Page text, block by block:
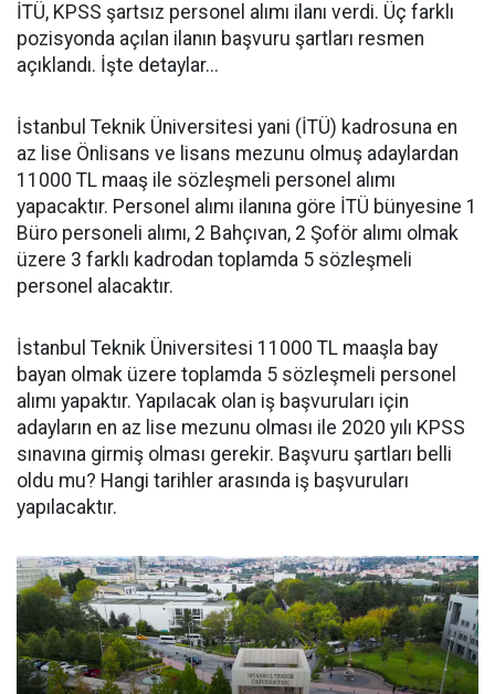
İTÜ, KPSS şartsız personel alımı ilanı verdi. Üç farklı
pozisyonda açılan ilanın başvuru şartları resmen
açıklandı. İşte detaylar...
İstanbul Teknik Üniversitesi yani (İTÜ) kadrosuna en
az lise Önlisans ve lisans mezunu olmuş adaylardan
11000 TL maaş ile sözleşmeli personel alımı
yapacaktır. Personel alımı ilanına göre İTÜ bünyesine 1
Büro personeli alımı, 2 Bahçıvan, 2 Şoför alımı olmak
üzere 3 farklı kadrodan toplamda 5 sözleşmeli
personel alacaktır.
İstanbul Teknik Üniversitesi 11000 TL maaşla bay
bayan olmak üzere toplamda 5 sözleşmeli personel
alımı yapaktır. Yapılacak olan iş başvuruları için
adayların en az lise mezunu olması ile 2020 yılı KPSS
sınavına girmiş olması gerekir. Başvuru şartları belli
oldu mu? Hangi tarihler arasında iş başvuruları
yapılacaktır.